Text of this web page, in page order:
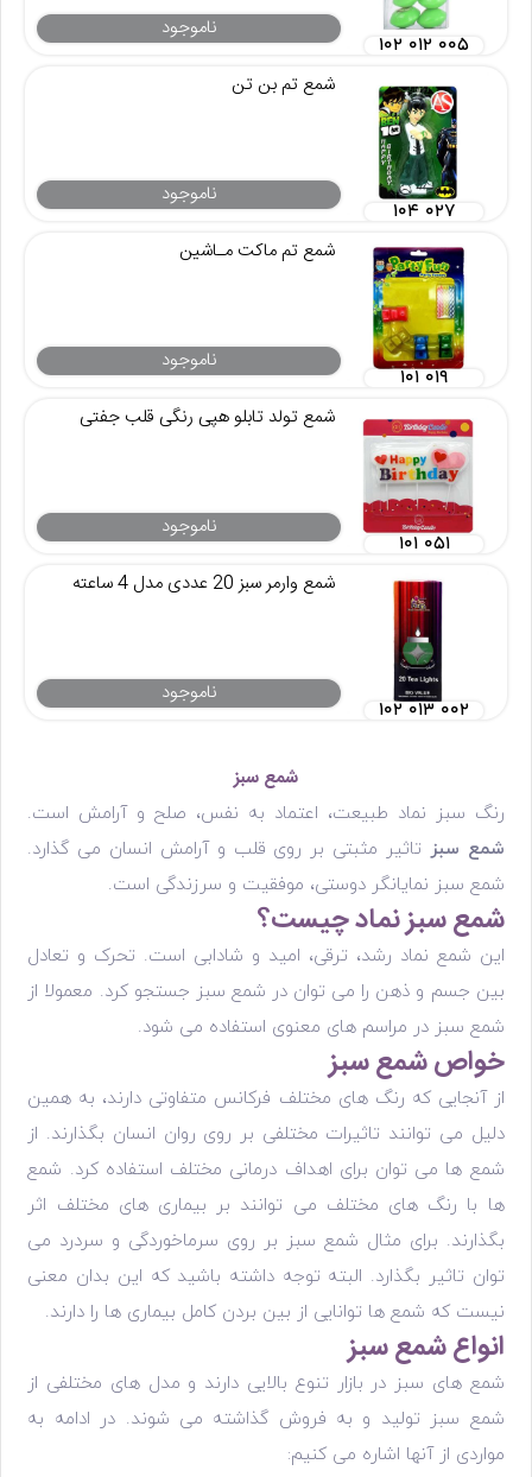
ناموجود
۱۰۲ ۰۱۲ ۰۰۵
شمع تم بن تن
ناموجود
۱۰۴ ۰۲۷
شمع تم ماکت مـاشین
ناموجود
۱۰۱ ۰۱۹
شمع تولد تابلو هپی رنگی قلب جفتی
ناموجود
۱۰۱ ۰۵۱
شمع وارمر سبز 20 عددی مدل 4 ساعته
ناموجود
۱۰۲ ۰۱۳ ۰۰۲
شمع سبز
رنگ سبز نماد طبیعت، اعتماد به نفس، صلح و آرامش است.
شمع سبز تاثیر مثبتی بر روی قلب و آرامش انسان می گذارد.
شمع سبز نمایانگر دوستی، موفقیت و سرزندگی است.
شمع سبز نماد چیست؟
این شمع نماد رشد، ترقی، امید و شادابی است. تحرک و تعادل
بین جسم و ذهن را می توان در شمع سبز جستجو کرد. معمولا از
شمع سبز در مراسم های معنوی استفاده می شود.
خواص شمع سبز
از آنجایی که رنگ های مختلف فرکانس متفاوتی دارند، به همین
دلیل می توانند تاثیرات مختلفی بر روی روان انسان بگذارند. از
شمع ها می توان برای اهداف درمانی مختلف استفاده کرد. شمع
ها با رنگ های مختلف می توانند بر بیماری های مختلف اثر
بگذارند. برای مثال شمع سبز بر روی سرماخوردگی و سردرد می
توان تاثیر بگذارد. البته توجه داشته باشید که این بدان معنی
نیست که شمع ها توانایی از بین بردن کامل بیماری ها را دارند.
انواع شمع سبز
شمع های سبز در بازار تنوع بالایی دارند و مدل های مختلفی از
شمع سبز تولید و به فروش گذاشته می شوند. در ادامه به
مواردی از آنها اشاره می کنیم: